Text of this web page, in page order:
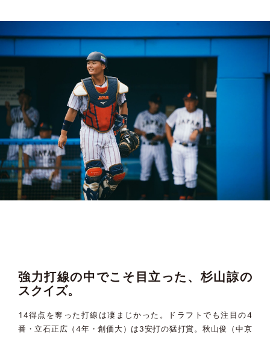
強力打線の中でこそ目立った、杉山諒の
スクイズ。
14得点を奪った打線は凄まじかった。ドラフトでも注目の4
番・立石正広（4年・創価大）は3安打の猛打賞。秋山俊（中京